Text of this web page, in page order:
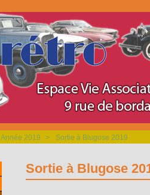
Année 2019 > Sortie à Blugose 2019
Sortie à Blugose